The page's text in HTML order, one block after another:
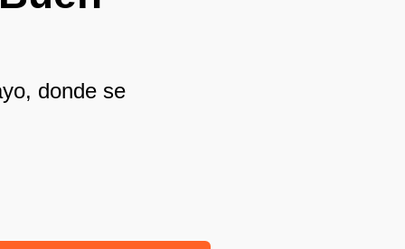
donde se